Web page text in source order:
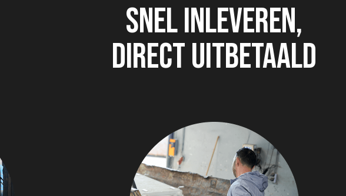
Snel inleveren,
direct uitbetaald